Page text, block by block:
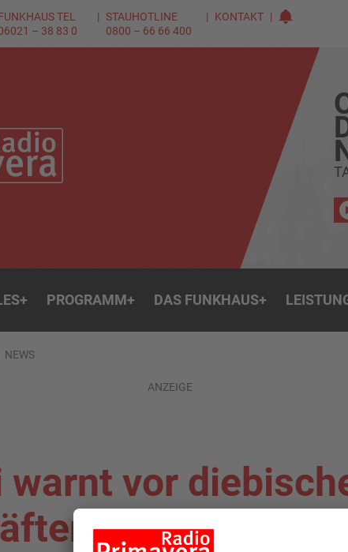
TEL
– 38 83 0
STAUHOTLINE
0800 – 66 66 400
KONTAKT
+ PROGRAMM+ DAS FUNKHAUS+
NEWS
ANZEIGE
warnt vor